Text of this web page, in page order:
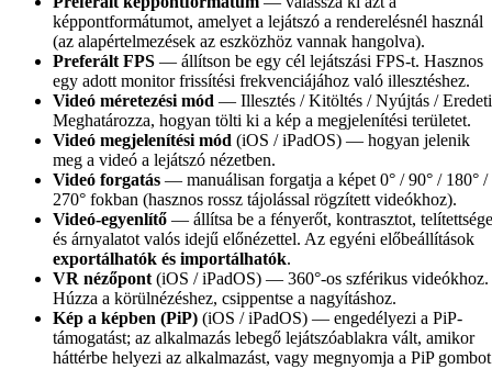
képpontformátumot, amelyet a lejátszó a renderelésnél használ
(az alapértelmezések az eszközhöz vannak hangolva).
Preferált FPS — állítson be egy cél lejátszási FPS-t. Hasznos
egy adott monitor frissítési frekvenciájához való illesztéshez.
Videó méretezési mód — Illesztés / Kitöltés / Nyújtás /
Meghatározza, hogyan tölti ki a kép a megjelenítési területet.
Videó megjelenítési mód (iOS / iPadOS) — hogyan jelenik
meg a videó a lejátszó nézetben.
Videó forgatás — manuálisan forgatja a képet 0° / 90° / 180° /
270° fokban (hasznos rossz tájolással rögzített videókhoz).
Videó-egyenlítő — állítsa be a fényerőt, kontrasztot,
és árnyalatot valós idejű előnézettel. Az egyéni előbeállítások
exportálhatók és importálhatók.
VR nézőpont (iOS / iPadOS) — 360°-os szférikus videókhoz.
Húzza a körülnézéshez, csippentse a nagyításhoz.
Kép a képben (PiP) (iOS / iPadOS) — engedélyezi a PiP-
támogatást; az alkalmazás lebegő lejátszóablakra vált, amikor
háttérbe helyezi az alkalmazást, vagy megnyomja a PiP